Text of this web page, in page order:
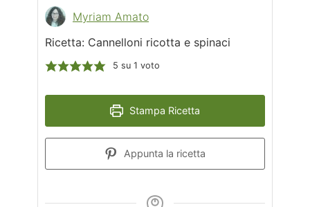
Myriam Amato
Ricetta: Cannelloni ricotta e spinaci
5 su 1 voto
Stampa Ricetta
Appunta la ricetta